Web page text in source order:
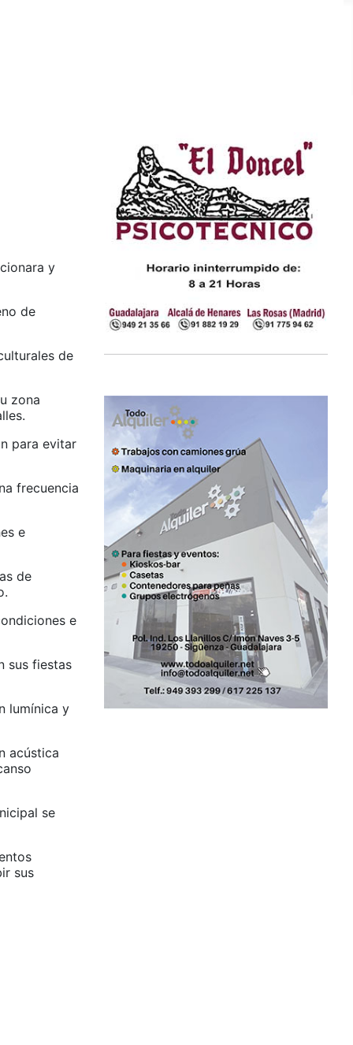
y
de
de
zona
para evitar
frecuencia
e
de
e
sus fiestas
lumínica y
acústica
se
sus